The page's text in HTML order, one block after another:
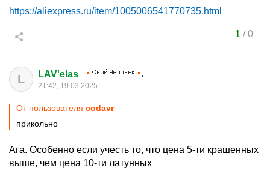
https://aliexpress.ru/item/1005006541770735.html
1 /0
L LAV'elas
21:42, 19.03.2025
От пользователя codavr
прикольно
Ага. Особенно если учесть то, что цена 5-ти крашенных
выше, чем цена 10-ти латунных